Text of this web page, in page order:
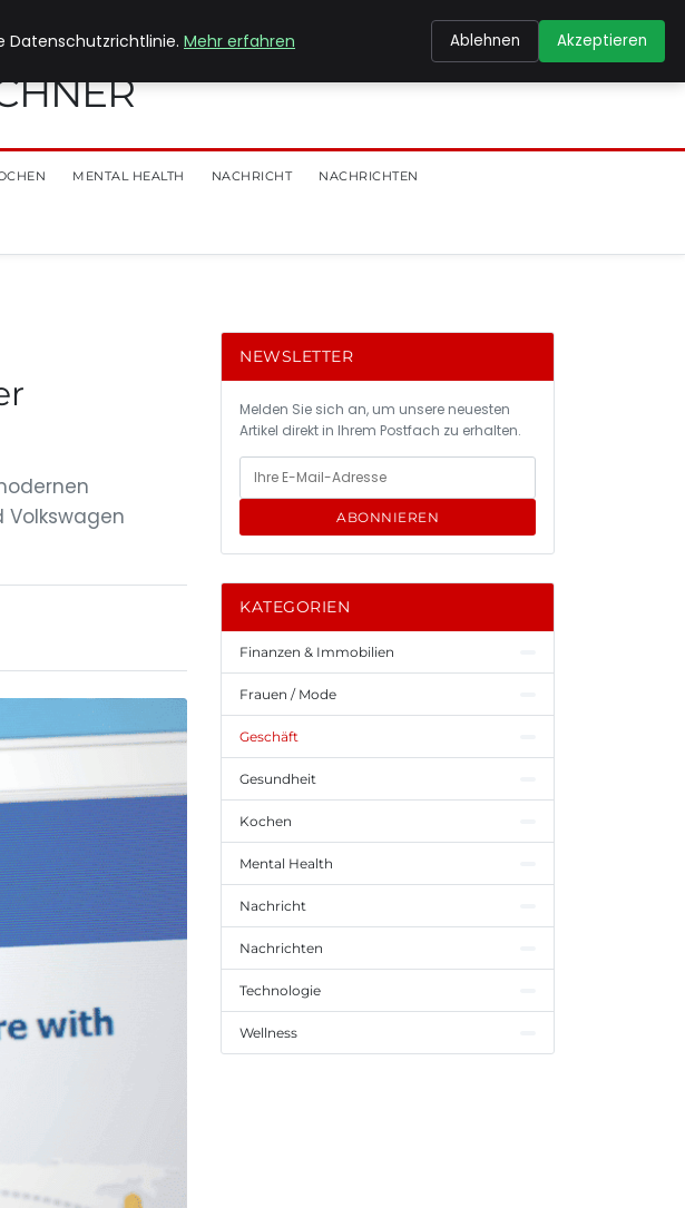
MENTAL HEALTH NACHRICHT NACHRICHTEN
Volkswagen
NEWSLETTER
Melden Sie sich an, um unsere neuesten
Artikel direkt in Ihrem Postfach zu erhalten.
ABONNIEREN
KATEGORIEN
Finanzen & Immobilien
Frauen / Mode
Geschäft
Gesundheit
Kochen
Mental Health
Nachricht
Nachrichten
Technologie
Wellness
Datenschutzrichtlinie. Mehr erfahren Ablehnen Akzeptieren